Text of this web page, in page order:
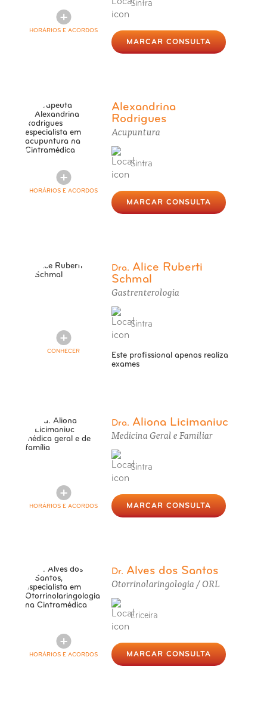
HORÁRIOS E ACORDOS
Sintra
MARCAR CONSULTA
HORÁRIOS E ACORDOS
Alexandrina
Rodrigues
Acupuntura
Sintra
MARCAR CONSULTA
CONHECER
Dra. Alice Ruberti
Schmal
Gastrenterologia
Sintra
Este profissional apenas realiza
exames
HORÁRIOS E ACORDOS
Dra. Aliona Licimaniuc
Medicina Geral e Familiar
Sintra
MARCAR CONSULTA
HORÁRIOS E ACORDOS
Dr. Alves dos Santos
Otorrinolaringologia / ORL
Ericeira
MARCAR CONSULTA